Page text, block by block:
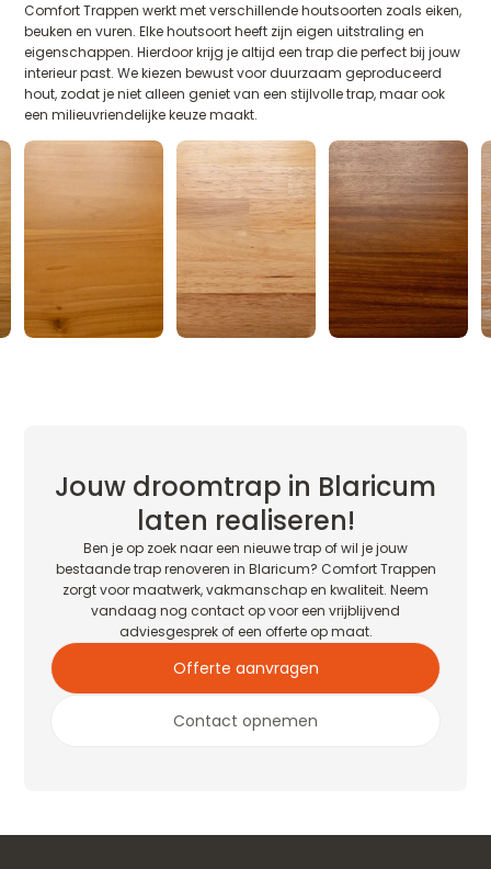
Comfort Trappen werkt met verschillende houtsoorten zoals eiken,
beuken en vuren. Elke houtsoort heeft zijn eigen uitstraling en
eigenschappen. Hierdoor krijg je altijd een trap die perfect bij jouw
interieur past. We kiezen bewust voor duurzaam geproduceerd
hout, zodat je niet alleen geniet van een stijlvolle trap, maar ook
een milieuvriendelijke keuze maakt.
Jouw droomtrap in Blaricum
laten realiseren!
Ben je op zoek naar een nieuwe trap of wil je jouw
bestaande trap renoveren in Blaricum? Comfort Trappen
zorgt voor maatwerk, vakmanschap en kwaliteit. Neem
vandaag nog contact op voor een vrijblijvend
adviesgesprek of een offerte op maat.
Offerte aanvragen
Contact opnemen